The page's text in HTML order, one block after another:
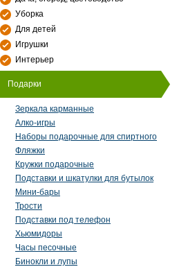
Уборка
Для детей
Игрушки
Интерьер
Подарки
Зеркала карманные
Алко-игры
Наборы подарочные для спиртного
Фляжки
Кружки подарочные
Подставки и шкатулки для бутылок
Мини-бары
Трости
Подставки под телефон
Хьюмидоры
Часы песочные
Бинокли и лупы